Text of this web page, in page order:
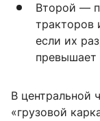
Второй —
тракторов
если их
превышает
В центральной
«грузовой